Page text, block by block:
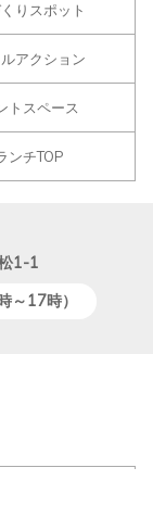
りスポット
アクション
トスペース
ンチTOP
1-1
17時）